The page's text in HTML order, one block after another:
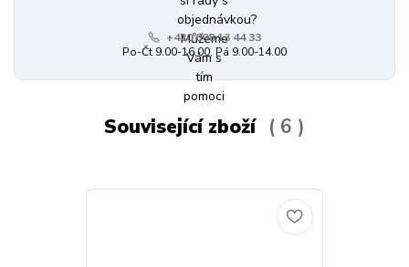
+420 608 13 44 33
Po-Čt 9.00-16.00, Pá 9.00-14.00
Související zboží 6